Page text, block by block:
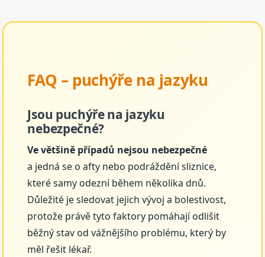
FAQ – puchýře na jazyku
Jsou puchýře na jazyku
nebezpečné?
Ve většině případů nejsou nebezpečné
a jedná se o afty nebo podráždění sliznice,
které samy odezní během několika dnů.
Důležité je sledovat jejich vývoj a bolestivost,
protože právě tyto faktory pomáhají odlišit
běžný stav od vážnějšího problému, který by
měl řešit lékař.